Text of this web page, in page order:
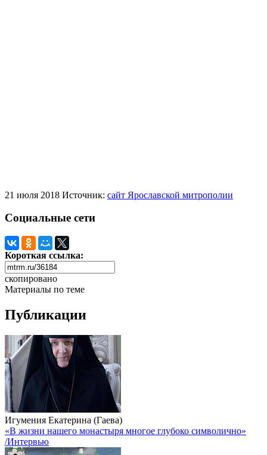
21 июля 2018 Источник: сайт Ярославской митрополии
Социальные сети
Короткая ссылка:
скопировано
Материалы по теме
Публикации
Игумения Екатерина (Гаева)
«В жизни нашего монастыря многое глубоко символично»
/Интервью